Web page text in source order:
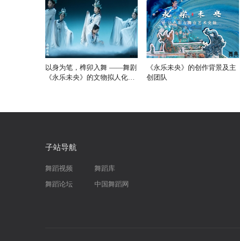
以身为笔，榫卯入舞 ——舞剧
《永乐未央》的文物拟人化与
《永乐未央》的创作背景及主
创团队
子站导航
舞蹈视频 舞蹈库
舞蹈论坛 中国舞蹈网